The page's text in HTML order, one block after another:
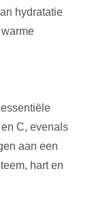
hydratatie
C, evenals
aan een
hart en